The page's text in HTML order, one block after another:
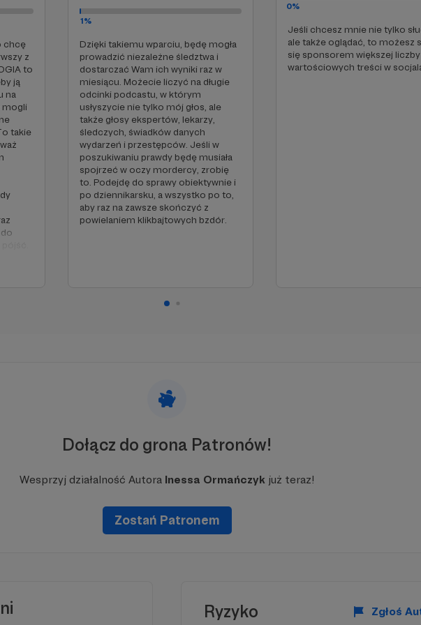
chcę
z
to
ją
na
mogli
takie
1%
Dzięki takiemu wparciu, będę mogła
prowadzić niezależne śledztwa i
dostarczać Wam ich wyniki raz w
miesiącu. Możecie liczyć na długie
odcinki podcastu, w którym
usłyszycie nie tylko mój głos, ale
także głosy ekspertów, lekarzy,
śledczych, świadków danych
wydarzeń i przestępców. Jeśli w
poszukiwaniu prawdy będę musiała
spojrzeć w oczy mordercy, zrobię
to. Podejdę do sprawy obiektywnie i
po dziennikarsku, a wszystko po to,
aby raz na zawsze skończyć z
powielaniem klikbajtowych bzdór.
0%
Jeśli chcesz mnie nie tylko
ale także oglądać, to możesz
się sponsorem większej liczby
wartościowych treści w
Dołącz do grona Patronów!
Wesprzyj działalność Autora Inessa Ormańczykjuż teraz!
Zostań Patronem
Ryzyko Zgłoś